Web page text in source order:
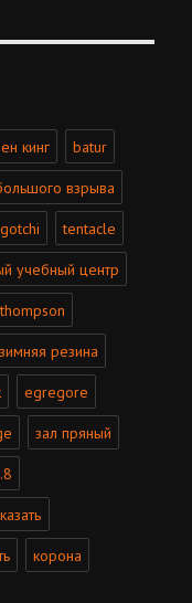
кинг batur
взрыва
tentacle
учебный центр
зимняя резина
egregore
зал пряный
корона